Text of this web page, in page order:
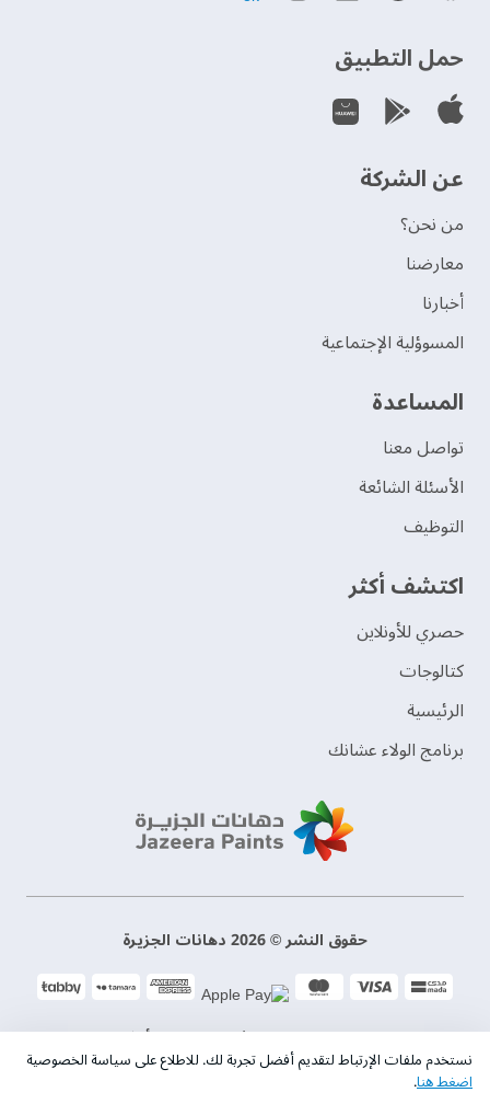
حمل التطبيق
عن الشركة
من نحن؟
‫معارضنا‬
‫أخبارنا‬
المسوؤلية الإجتماعية
‫المساعدة‬
تواصل معنا
الأسئلة الشائعة
التوظيف
اكتشف أكثر
حصري للأونلاين
‫كتالوجات‬
الرئيسية
برنامج الولاء عشانك
حقوق النشر © 2026 دهانات الجزيرة
سياسة الخصوصية الشروط و الأحكام
نستخدم ملفات الإرتباط لتقديم أفضل تجربة لك. للاطلاع على سياسة الخصوصية
اضغط هنا.